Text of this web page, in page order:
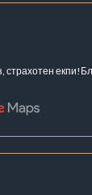
страхотен